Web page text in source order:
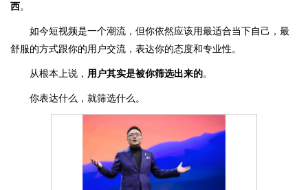
西。
如今短视频是一个潮流，但你依然应该用最适合当下自己，最
舒服的方式跟你的用户交流，表达你的态度和专业性。
从根本上说， 用户其实是被你筛选出来的。
你表达什么，就筛选什么。